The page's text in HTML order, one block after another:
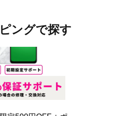
ングで探す